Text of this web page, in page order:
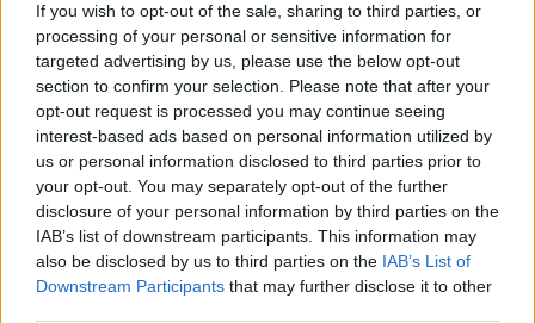
If you wish to opt-out of the sale, sharing to third parties, or
processing of your personal or sensitive information for
targeted advertising by us, please use the below opt-out
section to confirm your selection. Please note that after your
opt-out request is processed you may continue seeing
interest-based ads based on personal information utilized by
us or personal information disclosed to third parties prior to
your opt-out. You may separately opt-out of the further
disclosure of your personal information by third parties on the
IAB’s list of downstream participants. This information may
also be disclosed by us to third parties on the IAB’s List of
Downstream Participants that may further disclose it to other
Classic Mantra
Riepilogo stagione
Titolare 21 - 70%
Entrato 2 - 6 %
Squalificato